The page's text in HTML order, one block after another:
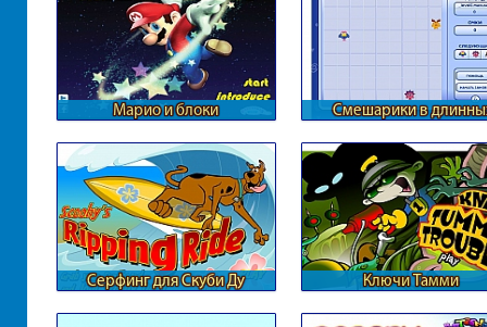
Марио и блоки
Смешарики в
Серфинг для Скуби Ду Ключи Тамми